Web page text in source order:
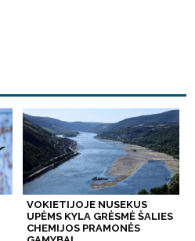
VOKIETIJOJE NUSEKUS
UPĖMS KYLA GRĖSMĖ ŠALIES
CHEMIJOS PRAMONĖS